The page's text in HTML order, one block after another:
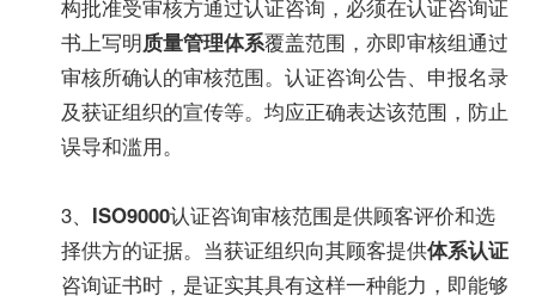
构批准受审核方通过认证咨询，必须在认证咨询证
书上写明质量管理体系覆盖范围，亦即审核组通过
审核所确认的审核范围。认证咨询公告、申报名录
及获证组织的宣传等。均应正确表达该范围，防止
误导和滥用。
3、 ISO9000认证咨询审核范围是供顾客评价和选
择供方的证据。当获证组织向其顾客提供体系认证
咨询证书时，是证实其具有这样一种能力，即能够